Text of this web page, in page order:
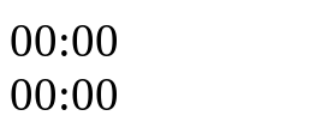
00:00
00:00